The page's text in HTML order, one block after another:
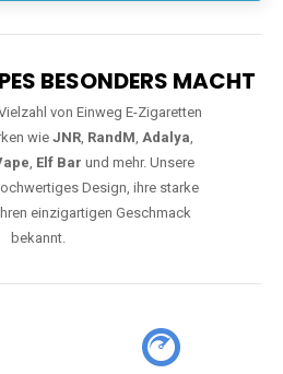
BESONDERS MACHT
von Einweg E-Zigaretten
wie JNR, RandM, Adalya,
, Elf Bar und mehr. Unsere
Design, ihre starke
einzigartigen Geschmack
bekannt.